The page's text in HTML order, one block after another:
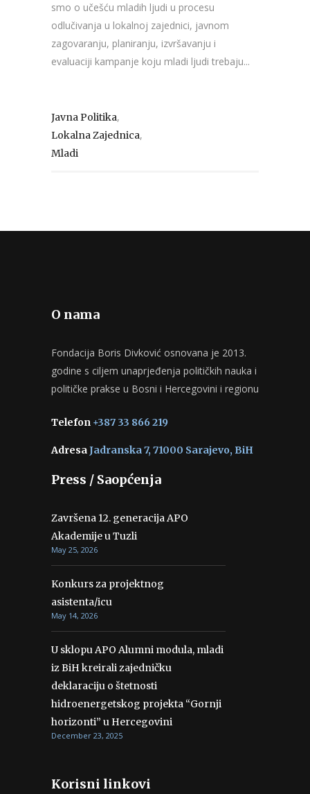
smo o učešću mladih ljudi u procesu
odlučivanja u lokalnoj zajednici, javnom
zagovaranju, planiranju, izvršavanju i
evaluaciji kampanje koju mladi ljudi trebaju...
Javna Politika,
Lokalna Zajednica,
Mladi
O nama
Fondacija Boris Divković osnovana je 2013.
godine s ciljem unaprjeđenja političkih nauka i
političke prakse u Bosni i Hercegovini i regionu
Telefon +387 33 866 219
AdresaJadranska 7, 71000 Sarajevo, BiH
Press / Saopćenja
Završena 12. generacija APO
Akademije u Tuzli
May 25, 2026
Konkurs za projektnog
asistenta/icu
May 14, 2026
U sklopu APO Alumni modula, mladi
iz BiH kreirali zajedničku
deklaraciju o štetnosti
hidroenergetskog projekta “Gornji
horizonti” u Hercegovini
December 23, 2025
Korisni linkovi